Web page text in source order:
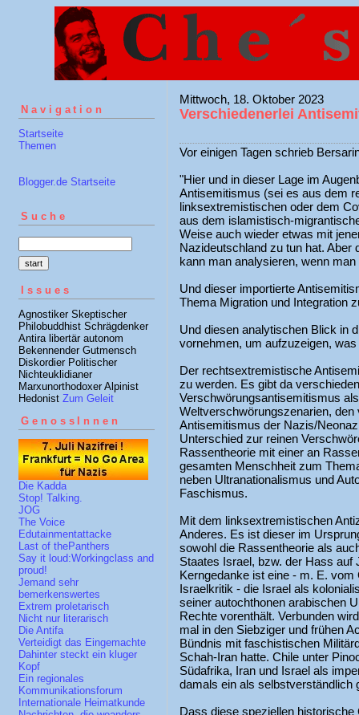
Navigation
Startseite
Themen
Blogger.de Startseite
Suche
Issues
Agnostiker Skeptischer
Philobuddhist Schrägdenker
Antira libertär autonom
Bekennender Gutmensch
Diskordier Politischer
Nichteuklidianer
Marxunorthodoxer Alpinist
Hedonist Zum Geleit
GenossInnen
Die Kadda
Stop! Talking.
JOG
The Voice
Edutainmentattacke
Last of thePanthers
Say it loud:Workingclass and
proud!
Jemand sehr
bemerkenswertes
Extrem proletarisch
Nicht nur literarisch
Die Antifa
Verteidigt das Eingemachte
Dahinter steckt ein kluger
Kopf
Ein regionales
Kommunikationsforum
Internationale Heimatkunde
Mittwoch, 18. Oktober 2023
Verschiedenerlei
Vor einigen Tagen schrieb
"Hier und in dieser Lage im
Antisemitismus (sei es aus dem
linksextremistischen oder dem
aus dem islamistisch-
Weise auch wieder etwas mit
Nazideutschland zu tun hat. Aber
kann man analysieren, wenn man
Und dieser importierte
Thema Migration und Integration
Und diesen analytischen Blick in
vornehmen, um aufzuzeigen,
Der rechtsextremistische
zu werden. Es gibt da
Verschwörungsantisemitismus
Weltverschwörungszenarien,
Antisemitismus der Nazis/
Unterschied zur reinen
Rassentheorie mit einer an
gesamten Menschheit zum
neben Ultranationalismus und
Faschismus.
Mit dem linksextremistischen
Anderes. Es ist dieser im
sowohl die Rassentheorie als
Staates Israel, bzw. der Hass auf
Kerngedanke ist eine - m. E.
Israelkritik - die Israel als
seiner autochthonen arabischen
Rechte vorenthält. Verbunden
mal in den Siebziger und frühen
Bündnis mit faschistischen
Schah-Iran hatte. Chile unter
Südafrika, Iran und Israel als
damals ein als selbstverständlich
Dass diese speziellen